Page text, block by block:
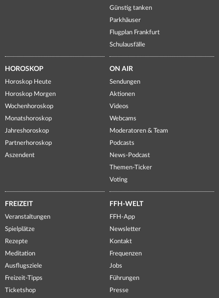
Günstig tanken
Parkhäuser
Flugplan Frankfurt
Schulausfälle
HOROSKOP
Horoskop Heute
Horoskop Morgen
Wochenhoroskop
Monatshoroskop
Jahreshoroskop
Partnerhoroskop
Aszendent
ON AIR
Sendungen
Aktionen
Videos
Webcams
Moderatoren & Team
Podcasts
News-Podcast
Themen-Ticker
Voting
FREIZEIT
Veranstaltungen
Spielplätze
Rezepte
Meditation
Ausflugsziele
Freizeit-Tipps
Ticketshop
FFH-WELT
FFH-App
Newsletter
Kontakt
Frequenzen
Jobs
Führungen
Presse